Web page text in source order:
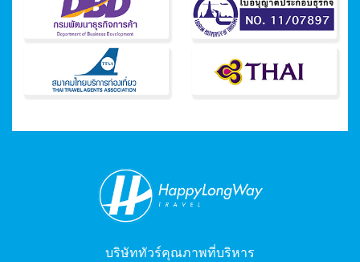
บริษัททัวร์คุณภาพที่บริหาร